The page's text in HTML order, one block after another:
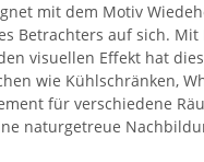
mit dem Motiv
Betrachters auf sich.
visuellen Effekt hat
wie Kühlschränken,
für verschiedene
naturgetreue